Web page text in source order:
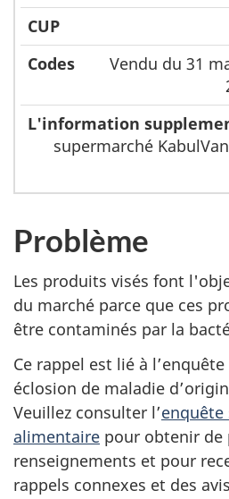
Vendu du 31
supermarché
Problème
Les produits visés font
du marché parce que ces
être contaminés par la
Ce rappel est lié à
éclosion de maladie
Veuillez consulter l’
alimentaire pour obtenir de
renseignements et pour
rappels connexes et des